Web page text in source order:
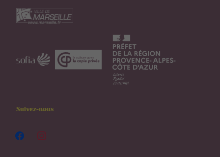
Suivez-nous
facebookinstagram